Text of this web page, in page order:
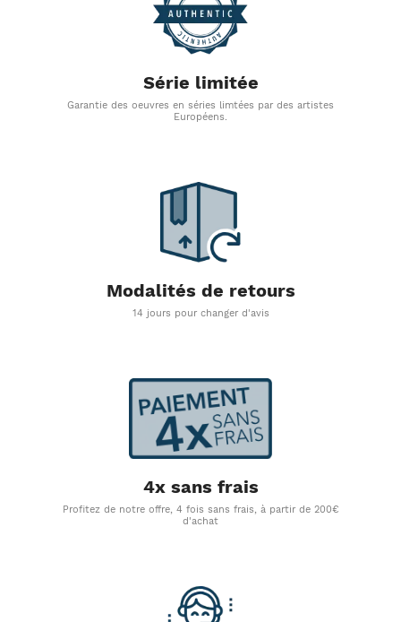
Série limitée
Garantie des oeuvres en séries limtées par des artistes
Européens.
Modalités de retours
14 jours pour changer d'avis
4x sans frais
Profitez de notre offre, 4 fois sans frais, à partir de 200€
d'achat